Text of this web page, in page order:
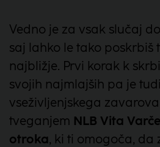
Vedno je za vsak slučaj
saj lahko le tako poskrbiš
najbližje. Prvi korak k
svojih najmlajših pa je
vseživljenjskega
tveganjem NLB Vita
otroka, ki ti omogoča, da